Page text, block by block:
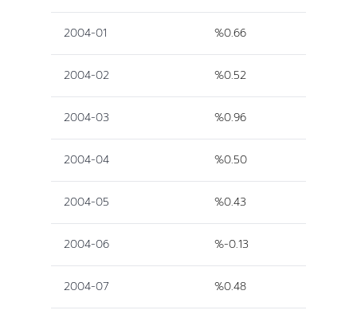
2004-01 %0.66
2004-02 %0.52
2004-03 %0.96
2004-04 %0.50
2004-05 %0.43
2004-06 %-0.13
2004-07 %0.48